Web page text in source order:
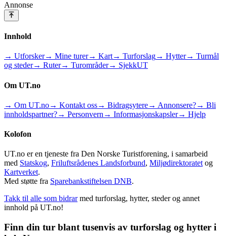
Annonse
Innhold
→ Utforsker→ Mine turer→ Kart→ Turforslag→ Hytter→ Turmål
og steder→ Ruter→ Turområder→ SjekkUT
Om UT.no
→ Om UT.no→ Kontakt oss→ Bidragsytere→ Annonsere?→ Bli
innholdspartner?→ Personvern → Informasjonskapsler→ Hjelp
Kolofon
UT.no er en tjeneste fra Den Norske Turistforening, i samarbeid
med Statskog, Friluftsrådenes Landsforbund, Miljødirektoratet og
Kartverket.
Med støtte fra Sparebankstiftelsen DNB.
Takk til alle som bidrar med turforslag, hytter, steder og annet
innhold på UT.no!
Finn din tur blant tusenvis av turforslag og hytter i